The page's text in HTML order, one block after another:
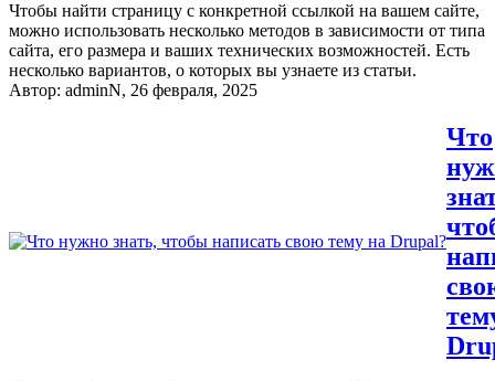
Чтобы найти страницу с конкретной ссылкой на вашем сайте,
можно использовать несколько методов в зависимости от типа
сайта, его размера и ваших технических возможностей. Есть
несколько вариантов, о которых вы узнаете из статьи.
Автор: adminN, 26 февраля, 2025
Что